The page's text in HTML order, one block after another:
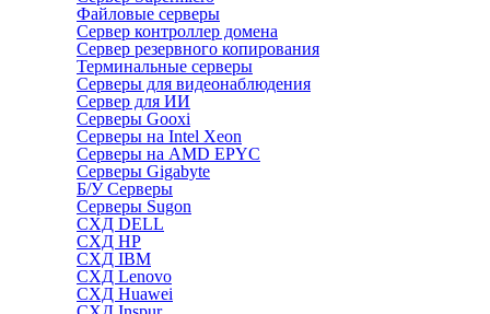
Файловые серверы
Сервер контроллер домена
Сервер резервного копирования
Терминальные серверы
Серверы для видеонаблюдения
Сервер для ИИ
Серверы Gooxi
Серверы на Intel Xeon
Серверы на AMD EPYC
Серверы Gigabyte
Б/У Серверы
Серверы Sugon
СХД DELL
СХД HP
СХД IBM
СХД Lenovo
СХД Huawei